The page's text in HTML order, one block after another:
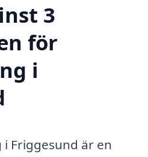
3
för
i
Friggesund är en